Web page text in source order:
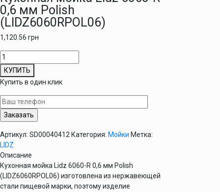
0,6 мм Polish
(LIDZ6060RPOL06)
1,120.56 грн
Количество
товара
Кухонная
мойка
Lidz
6060-
мм
Polish
(LIDZ6060RPOL06)
КУПИТЬ
Купить в один клик
Артикул: SD00040412 Категория: Мойки Метка:
LIDZ
Описание
Кухонная мойка Lidz 6060-R 0,6 мм Polish
(LIDZ6060RPOL06) изготовлена из нержавеющей
стали пищевой марки, поэтому изделие